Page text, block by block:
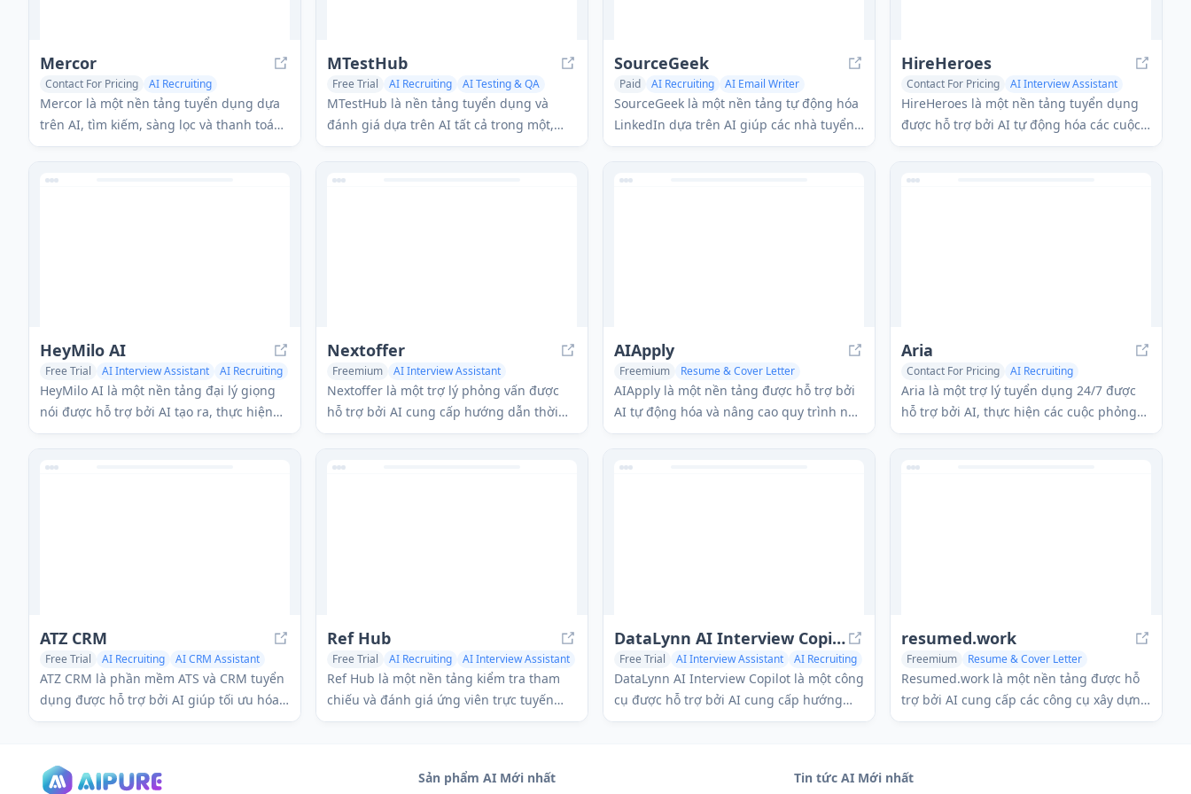
Mercor
Contact For Pricing
AI Recruiting
AI Interview Assistant
AI Code Assistant
Mercor là một nền tảng tuyển dụng dựa
trên AI, tìm kiếm, sàng lọc và thanh toán
cho tài năng toàn cầu cho các công ty.
MTestHub
Free Trial AI Recruiting
AI Testing & QA
AI Interview Assistant
MTestHub là nền tảng tuyển dụng và
đánh giá dựa trên AI tất cả trong một,
giúp tinh giản quy trình tuyển dụng với
các biện pháp chống gian lận tiên tiến.
SourceGeek
Paid AI Recruiting
AI Email Writer
AI Response Generator
SourceGeek là một nền tảng tự động hóa
LinkedIn dựa trên AI giúp các nhà tuyển
dụng và chuyên gia nhân sự tối ưu hóa
HireHeroes
Contact For Pricing
AI Interview Assistant
AI Recruiting
AI Voice Assistants
HireHeroes là một nền tảng tuyển dụng
được hỗ trợ bởi AI tự động hóa các cuộc
phỏng vấn sàng lọc trực tiếp và đánh giá
HeyMilo AI
Free Trial AI Interview Assistant
AI Recruiting
AI Voice Chat Generator
HeyMilo AI là một nền tảng đại lý giọng
nói được hỗ trợ bởi AI tạo ra, thực hiện
các cuộc phỏng vấn đối thoại hai chiều
dụng.
Nextoffer
Freemium
AI Interview Assistant
AI Recruiting
AI Podcast Assistant
Nextoffer là một trợ lý phỏng vấn được
hỗ trợ bởi AI cung cấp hướng dẫn thời
gian thực, phỏng vấn giả và phản hồi cá
vượt qua các cuộc phỏng vấn kỹ thuật và
AIApply
Freemium
Resume & Cover Letter
AI Recruiting
AI Interview Assistant
AIApply là một nền tảng được hỗ trợ bởi
AI tự động hóa và nâng cao quy trình nộp
đơn xin việc với các công cụ để tạo sơ yếu
và nhiều hơn nữa.
Aria
Contact For Pricing
AI Recruiting
AI Interview Assistant
AI Chatbot
Aria là một trợ lý tuyển dụng 24/7 được
hỗ trợ bởi AI, thực hiện các cuộc phỏng
vấn video, tiết kiệm cho các nhà tuyển
kiến.
ATZ CRM
Free Trial AI Recruiting
AI CRM Assistant
AI Task Management
ATZ CRM là phần mềm ATS và CRM tuyển
dụng được hỗ trợ bởi AI giúp tối ưu hóa
quy trình tuyển dụng, nâng cao mối quan
rộng với các tính năng như phân tích hồ
sơ, tích hợp GPT và các trang nghề
Ref Hub
Free Trial AI Recruiting
AI Interview Assistant
AI Chatbot
Ref Hub là một nền tảng kiểm tra tham
chiếu và đánh giá ứng viên trực tuyến
dựa trên AI tự động hóa và tinh giản quy
DataLynn AI Interview Copilot
Free Trial AI Interview Assistant
AI Recruiting
AI Meeting Assistant
DataLynn AI Interview Copilot là một công
cụ được hỗ trợ bởi AI cung cấp hướng
dẫn theo thời gian thực và tạo câu trả lời
resumed.work
Freemium
Resume & Cover Letter
AI Interview Assistant
AI Recruiting
Resumed.work là một nền tảng được hỗ
trợ bởi AI cung cấp các công cụ xây dựng
sơ yếu lý lịch, theo dõi đơn ứng tuyển và
Sản phẩm AI Mới nhất
Tin tức AI Mới nhất